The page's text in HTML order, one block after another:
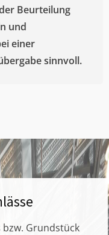
Beurteilung
und
einer
sinnvoll.
bzw. Grundstück